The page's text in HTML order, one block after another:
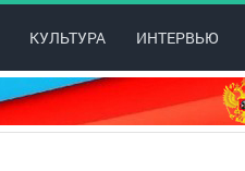
КУЛЬТУРА ИНТЕРВЬЮ